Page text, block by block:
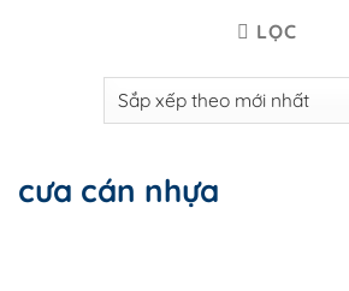
LỌC
cưa cán nhựa